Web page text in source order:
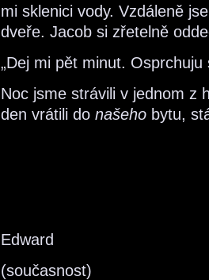
mi sklenici vody. Vzdáleně
dveře. Jacob si zřetelně
„Dej mi pět minut.
Noc jsme strávili v jednom z
den vrátili do našeho bytu,
Edward
(současnost)